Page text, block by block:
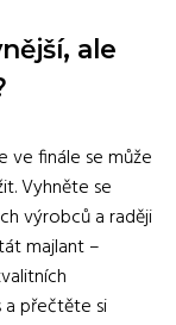
ale
ve finále se může
Vyhněte se
výrobců a raději
majlant –
a přečtěte si